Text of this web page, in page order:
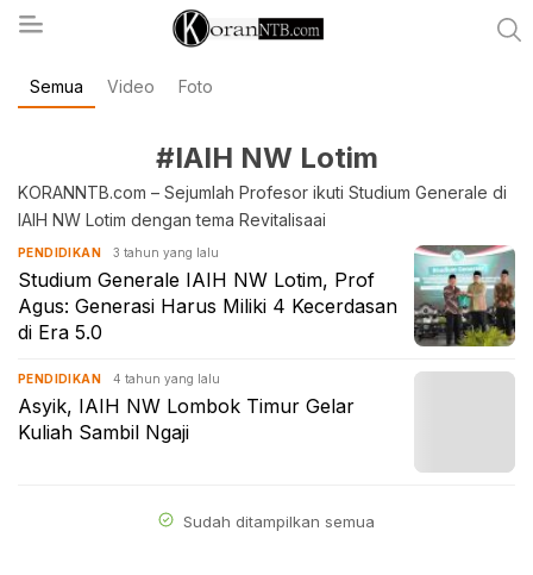
koranntb.com
Semua Video Foto
#IAIH NW Lotim
KORANNTB.com – Sejumlah Profesor ikuti Studium Generale di
IAIH NW Lotim dengan tema Revitalisaai
PENDIDIKAN 3 tahun yang lalu
Studium Generale IAIH NW Lotim, Prof
Agus: Generasi Harus Miliki 4 Kecerdasan
di Era 5.0
PENDIDIKAN 4 tahun yang lalu
Asyik, IAIH NW Lombok Timur Gelar
Kuliah Sambil Ngaji
Sudah ditampilkan semua